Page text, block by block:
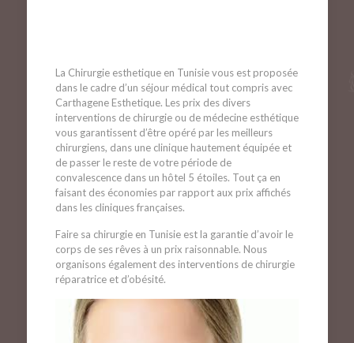
La Chirurgie esthetique en Tunisie vous est proposée
dans le cadre d’un séjour médical tout compris avec
Carthagene Esthetique. Les prix des divers
interventions de chirurgie ou de médecine esthétique
vous garantissent d’être opéré par les meilleurs
chirurgiens, dans une clinique hautement équipée et
de passer le reste de votre période de
convalescence dans un hôtel 5 étoiles. Tout ça en
faisant des économies par rapport aux prix affichés
dans les cliniques françaises.
Faire sa chirurgie en Tunisie est la garantie d’avoir le
corps de ses rêves à un prix raisonnable. Nous
organisons également des interventions de chirurgie
réparatrice et d’obésité.